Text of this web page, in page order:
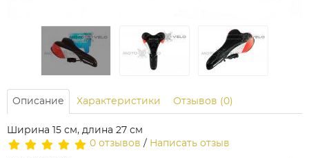
Описание Характеристики Отзывов (0)
Ширина 15 см, длина 27 см
0 отзывов / Написать отзыв